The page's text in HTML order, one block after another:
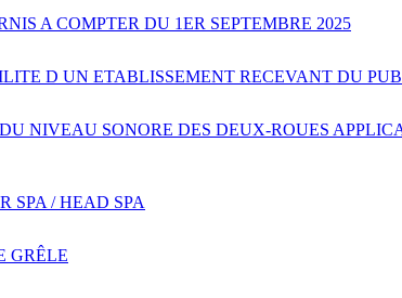
A COMPTER DU 1ER SEPTEMBRE 2025
D UN ETABLISSEMENT RECEVANT DU
NIVEAU SONORE DES DEUX-ROUES
SPA / HEAD SPA
GRÊLE